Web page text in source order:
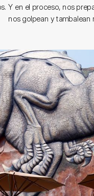
Y en el proceso, nos
nos golpean y tambalean